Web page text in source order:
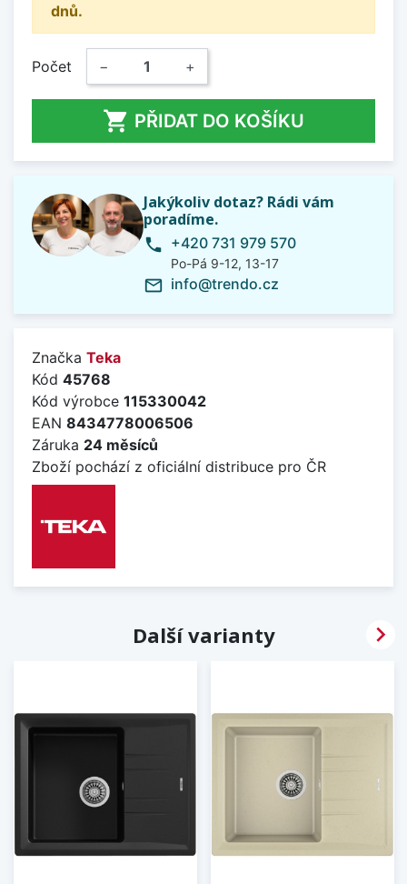
dnů.
Počet − +
 PŘIDAT DO KOŠÍKU
Jakýkoliv dotaz? Rádi vám
poradíme.
phone +420 731 979 570
Po-Pá 9-12, 13-17
mail_outline info@trendo.cz
Značka Teka
Kód 45768
Kód výrobce 115330042
EAN 8434778006506
Záruka 24 měsíců
Zboží pochází z oficiální distribuce pro ČR
Další varianty 